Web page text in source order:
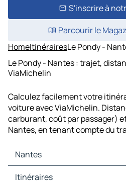
S'inscrire à
Parcourir le
HomeItinérairesLe Pondy -
Le Pondy - Nantes : trajet,
ViaMichelin
Calculez facilement votre
voiture avec ViaMichelin.
carburant, coût par passager)
Nantes, en tenant compte du
Nantes
Nantes Cartes et plans
Itinéraires